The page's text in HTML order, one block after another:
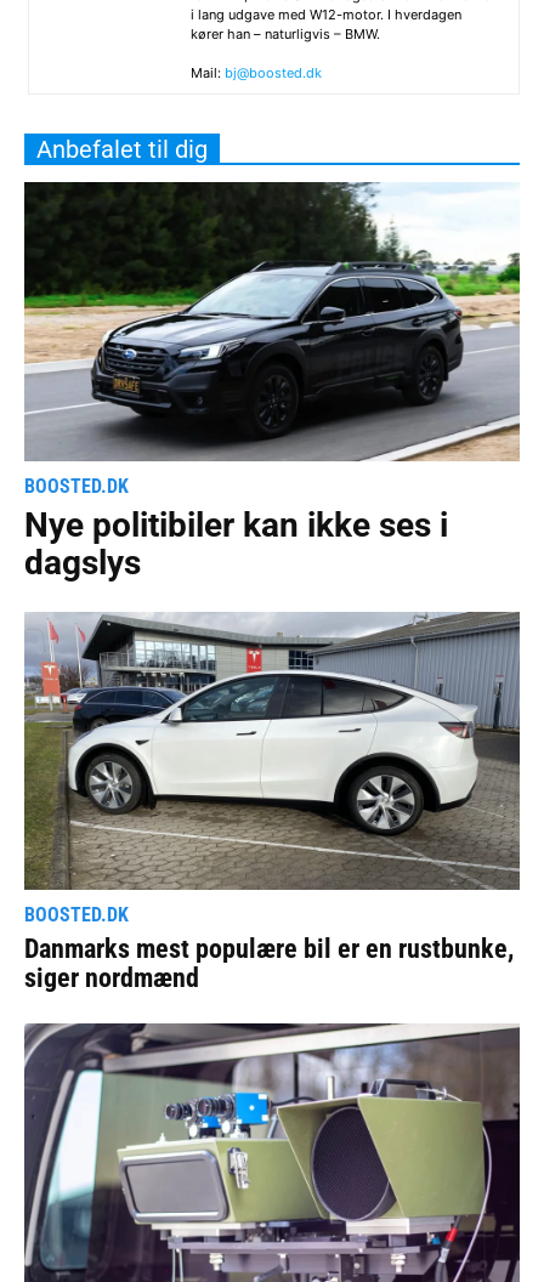
i lang udgave med W12-motor. I hverdagen
kører han – naturligvis – BMW.
Mail: bj@boosted.dk